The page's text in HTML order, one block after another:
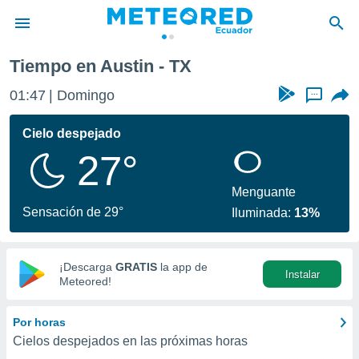
de
ha
calidad.
a este
las
y
digital
basada
Tiempo en Austin - TX
01:47 Domingo ...
Cielo despejado
27°
Sensación de 29°
Menguante
Iluminada: 13%
¡Descarga GRATIS la app de
Meteored!
Instalar
Por horas
Cielos despejados en las próximas horas